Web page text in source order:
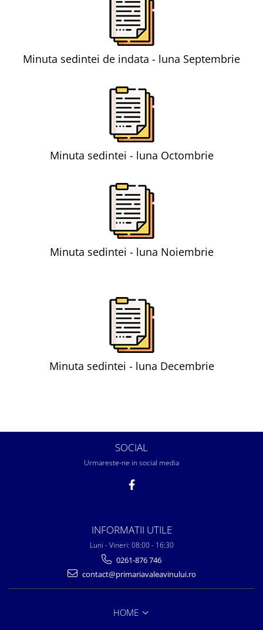
Minuta sedintei de indata - luna Septembrie
Minuta sedintei - luna Octombrie
Minuta sedintei - luna Noiembrie
Minuta sedintei - luna Decembrie
SOCIAL
Urmareste-ne in social media
INFORMATII UTILE
Luni - Vineri: 08:00 - 16:30
0261-876 746
contact@primariavaleavinului.ro
HOME